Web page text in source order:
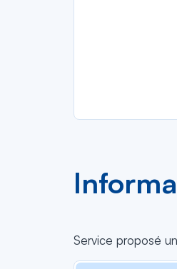
Service proposé